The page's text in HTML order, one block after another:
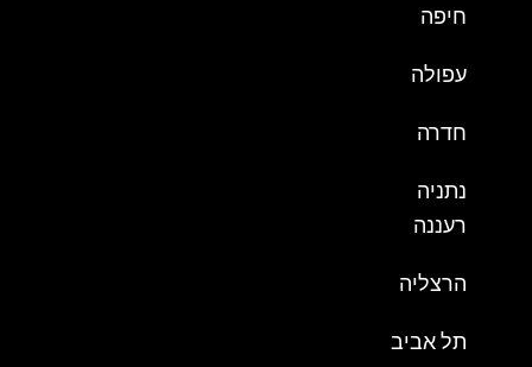
חיפה
עפולה
חדרה
נתניה
רעננה
הרצליה
תל אביב